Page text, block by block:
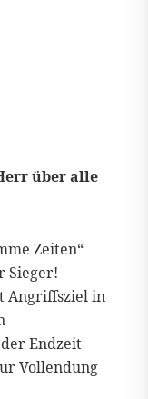
über alle
Zeiten“
Sieger!
Angriffsziel in
Endzeit
Vollendung